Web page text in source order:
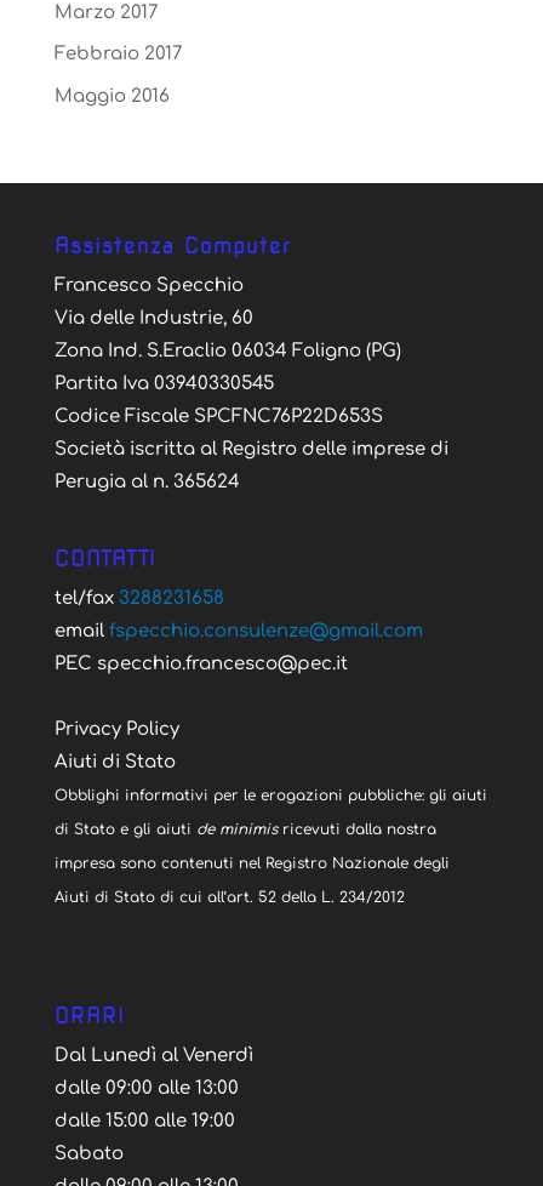
Marzo 2017
Febbraio 2017
Maggio 2016
Assistenza Computer
Francesco Specchio
Via delle Industrie, 60
Zona Ind. S.Eraclio 06034 Foligno (PG)
Partita Iva 03940330545
Codice Fiscale SPCFNC76P22D653S
Società iscritta al Registro delle imprese di
Perugia al n. 365624
CONTATTI
tel/fax 3288231658
email fspecchio.consulenze@gmail.com
PEC specchio.francesco@pec.it
Privacy Policy
Aiuti di Stato
Obblighi informativi per le erogazioni pubbliche: gli aiuti
di Stato e gli aiuti de minimisricevuti dalla nostra
impresa sono contenuti nel Registro Nazionale degli
Aiuti di Stato di cui all’art. 52 della L. 234/2012
ORARI
Dal Lunedì al Venerdì
dalle 09:00 alle 13:00
dalle 15:00 alle 19:00
Sabato